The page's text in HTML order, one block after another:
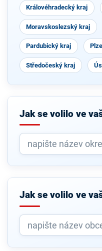
Královéhradecký kraj
Moravskoslezský kraj
Pardubický kraj
Středočeský kraj
Jak se volilo ve
Jak se volilo ve